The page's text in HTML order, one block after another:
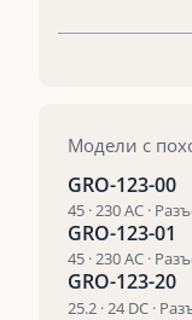
Модели с
GRO-123-00
45 · 230 AC ·
GRO-123-01
45 · 230 AC ·
GRO-123-20
25.2 · 24 DC ·